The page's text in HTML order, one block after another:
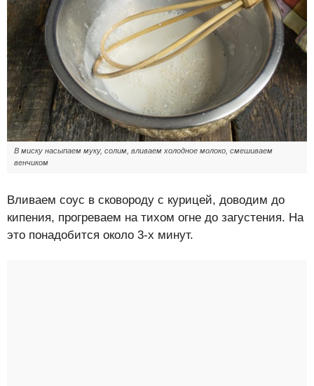
В миску насыпаем муку, солим, вливаем холодное молоко, смешиваем
венчиком
Вливаем соус в сковороду с курицей, доводим до
кипения, прогреваем на тихом огне до загустения. На
это понадобится около 3-х минут.